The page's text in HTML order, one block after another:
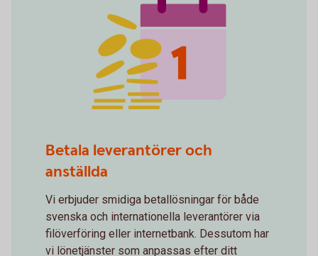
Betala leverantörer och
anställda
Vi erbjuder smidiga betallösningar för både
svenska och internationella leverantörer via
filöverföring eller internetbank. Dessutom har
vi lönetjänster som anpassas efter ditt